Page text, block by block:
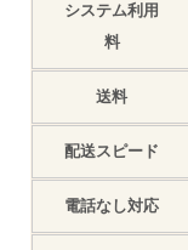
システム利用
料
送料
配送スピード
電話なし対応